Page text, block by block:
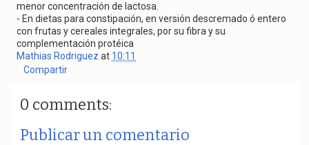
menor concentración de lactosa.
- En dietas para constipación, en versión descremado ó entero
con frutas y cereales integrales, por su fibra y su
complementación protéica
Mathias Rodriguez at 10:11
Compartir
0 comments:
Publicar un comentario